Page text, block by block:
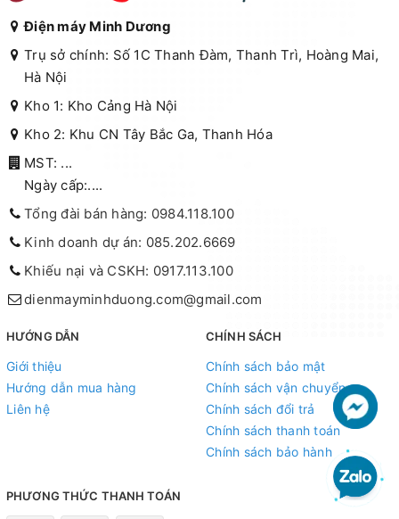
Điện máy Minh Dương
Trụ sở chính: Số 1C Thanh Đàm, Thanh Trì, Hoàng Mai,
Hà Nội
Kho 1: Kho Cảng Hà Nội
Kho 2: Khu CN Tây Bắc Ga, Thanh Hóa
MST: ...
Ngày cấp:....
Tổng đài bán hàng: 0984.118.100
Kinh doanh dự án: 085.202.6669
Khiếu nại và CSKH: 0917.113.100
dienmayminhduong.com@gmail.com
HƯỚNG DẪN
Giới thiệu
Hướng dẫn mua hàng
Liên hệ
CHÍNH SÁCH
Chính sách bảo mật
Chính sách vận chuyển
Chính sách đổi trả
Chính sách thanh toán
Chính sách bảo hành
PHƯƠNG THỨC THANH TOÁN